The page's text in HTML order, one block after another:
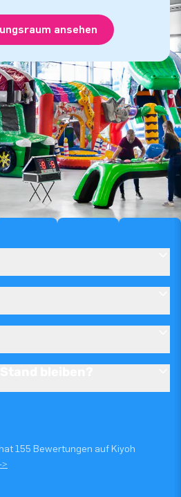
ansehen
155 Bewertungen auf Kiyoh